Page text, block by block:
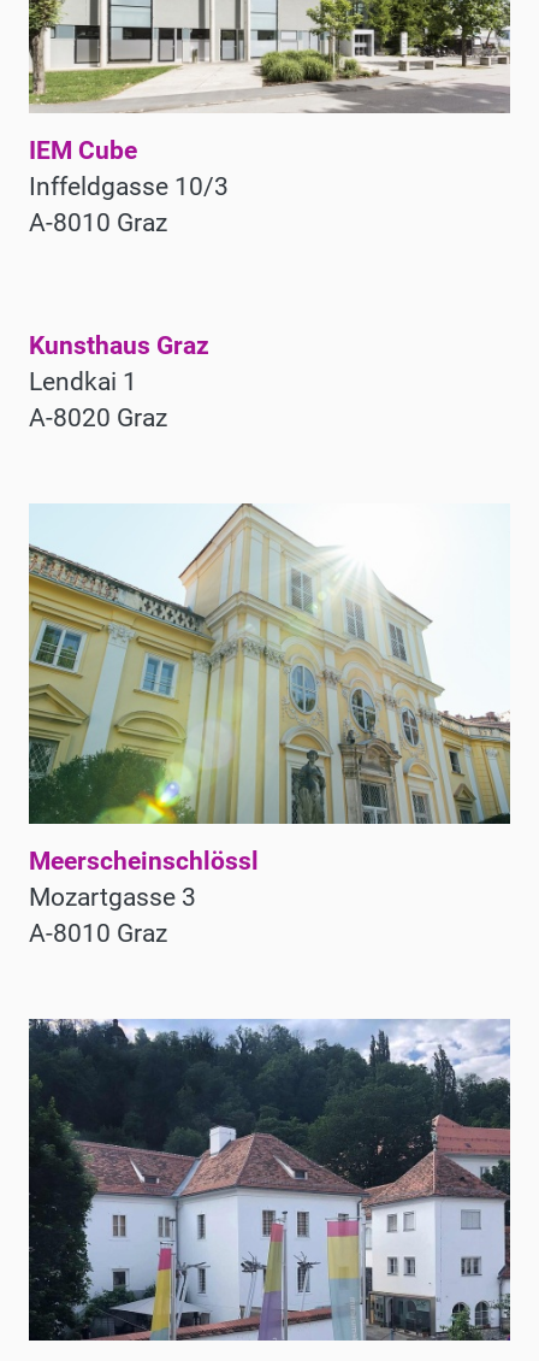
IEM Cube
Inffeldgasse 10/3
A-8010 Graz
Kunsthaus Graz
Lendkai 1
A-8020 Graz
Meerscheinschlössl
Mozartgasse 3
A-8010 Graz